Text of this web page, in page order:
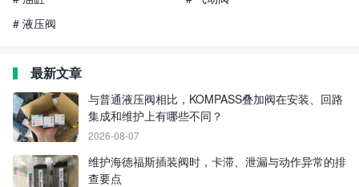
# 液压阀
最新文章
与普通液压阀相比，KOMPASS叠加阀在安装、回路
集成和维护上有哪些不同？
2026-08-07
维护海德福斯插装阀时，卡滞、泄漏与动作异常的排
查要点